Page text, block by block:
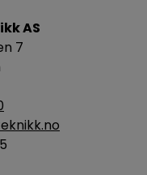
AS
7